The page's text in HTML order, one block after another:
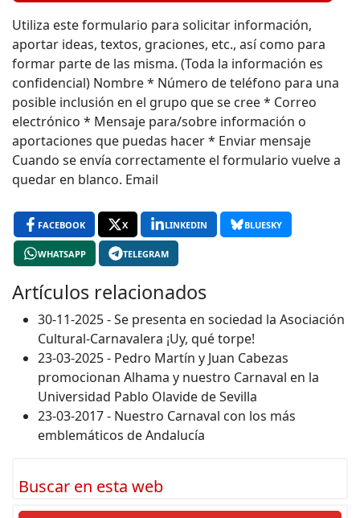
Utiliza este formulario para solicitar información,
aportar ideas, textos, graciones, etc., así como para
formar parte de las misma. (Toda la información es
confidencial) Nombre * Número de teléfono para una
posible inclusión en el grupo que se cree * Correo
electrónico * Mensaje para/sobre información o
aportaciones que puedas hacer * Enviar mensaje
Cuando se envía correctamente el formulario vuelve a
quedar en blanco. Email
FACEBOOK X LINKEDIN BLUESKY
WHATSAPP TELEGRAM
Artículos relacionados
30-11-2025 - Se presenta en sociedad la Asociación
Cultural-Carnavalera ¡Uy, qué torpe!
23-03-2025 - Pedro Martín y Juan Cabezas
promocionan Alhama y nuestro Carnaval en la
Universidad Pablo Olavide de Sevilla
23-03-2017 - Nuestro Carnaval con los más
emblemáticos de Andalucía
Buscar en esta web